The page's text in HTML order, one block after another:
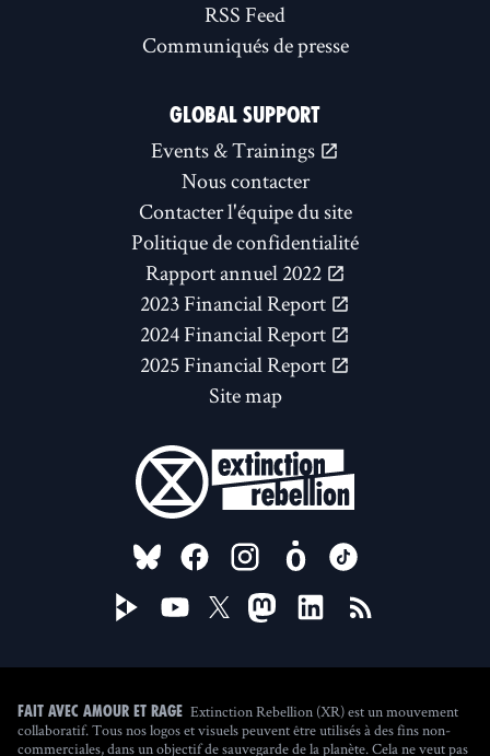
RSS Feed
Communiqués de presse
GLOBAL SUPPORT
Events & Trainings
Nous contacter
Contacter l'équipe du site
Politique de confidentialité
Rapport annuel 2022
2023 Financial Report
2024 Financial Report
2025 Financial Report
Site map
FOLLOW US ON
Fait avec amour et rage Extinction Rebellion (XR) est un mouvement
collaboratif. Tous nos logos et visuels peuvent être utilisés à des fins non-
commerciales, dans un objectif de sauvegarde de la planète. Cela ne veut pas